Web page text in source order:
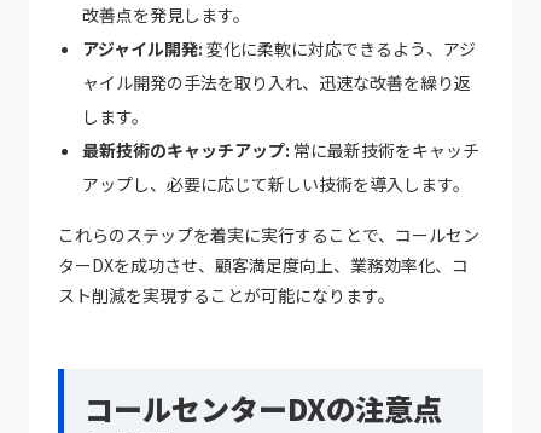
改善点を発見します。
アジャイル開発: 変化に柔軟に対応できるよう、アジ
ャイル開発の手法を取り入れ、迅速な改善を繰り返
します。
最新技術のキャッチアップ: 常に最新技術をキャッチ
アップし、必要に応じて新しい技術を導入します。
これらのステップを着実に実行することで、コールセン
ターDXを成功させ、顧客満足度向上、業務効率化、コ
スト削減を実現することが可能になります。
コールセンターDXの注意点